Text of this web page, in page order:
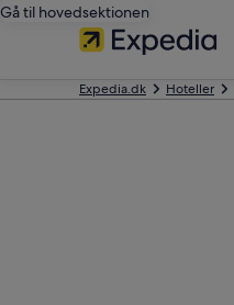
Gå til hovedsektionen
Expedia.dk Hoteller